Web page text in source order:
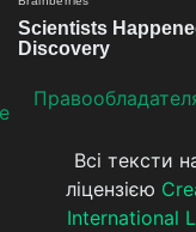
Всі тексти
ліцензією
International